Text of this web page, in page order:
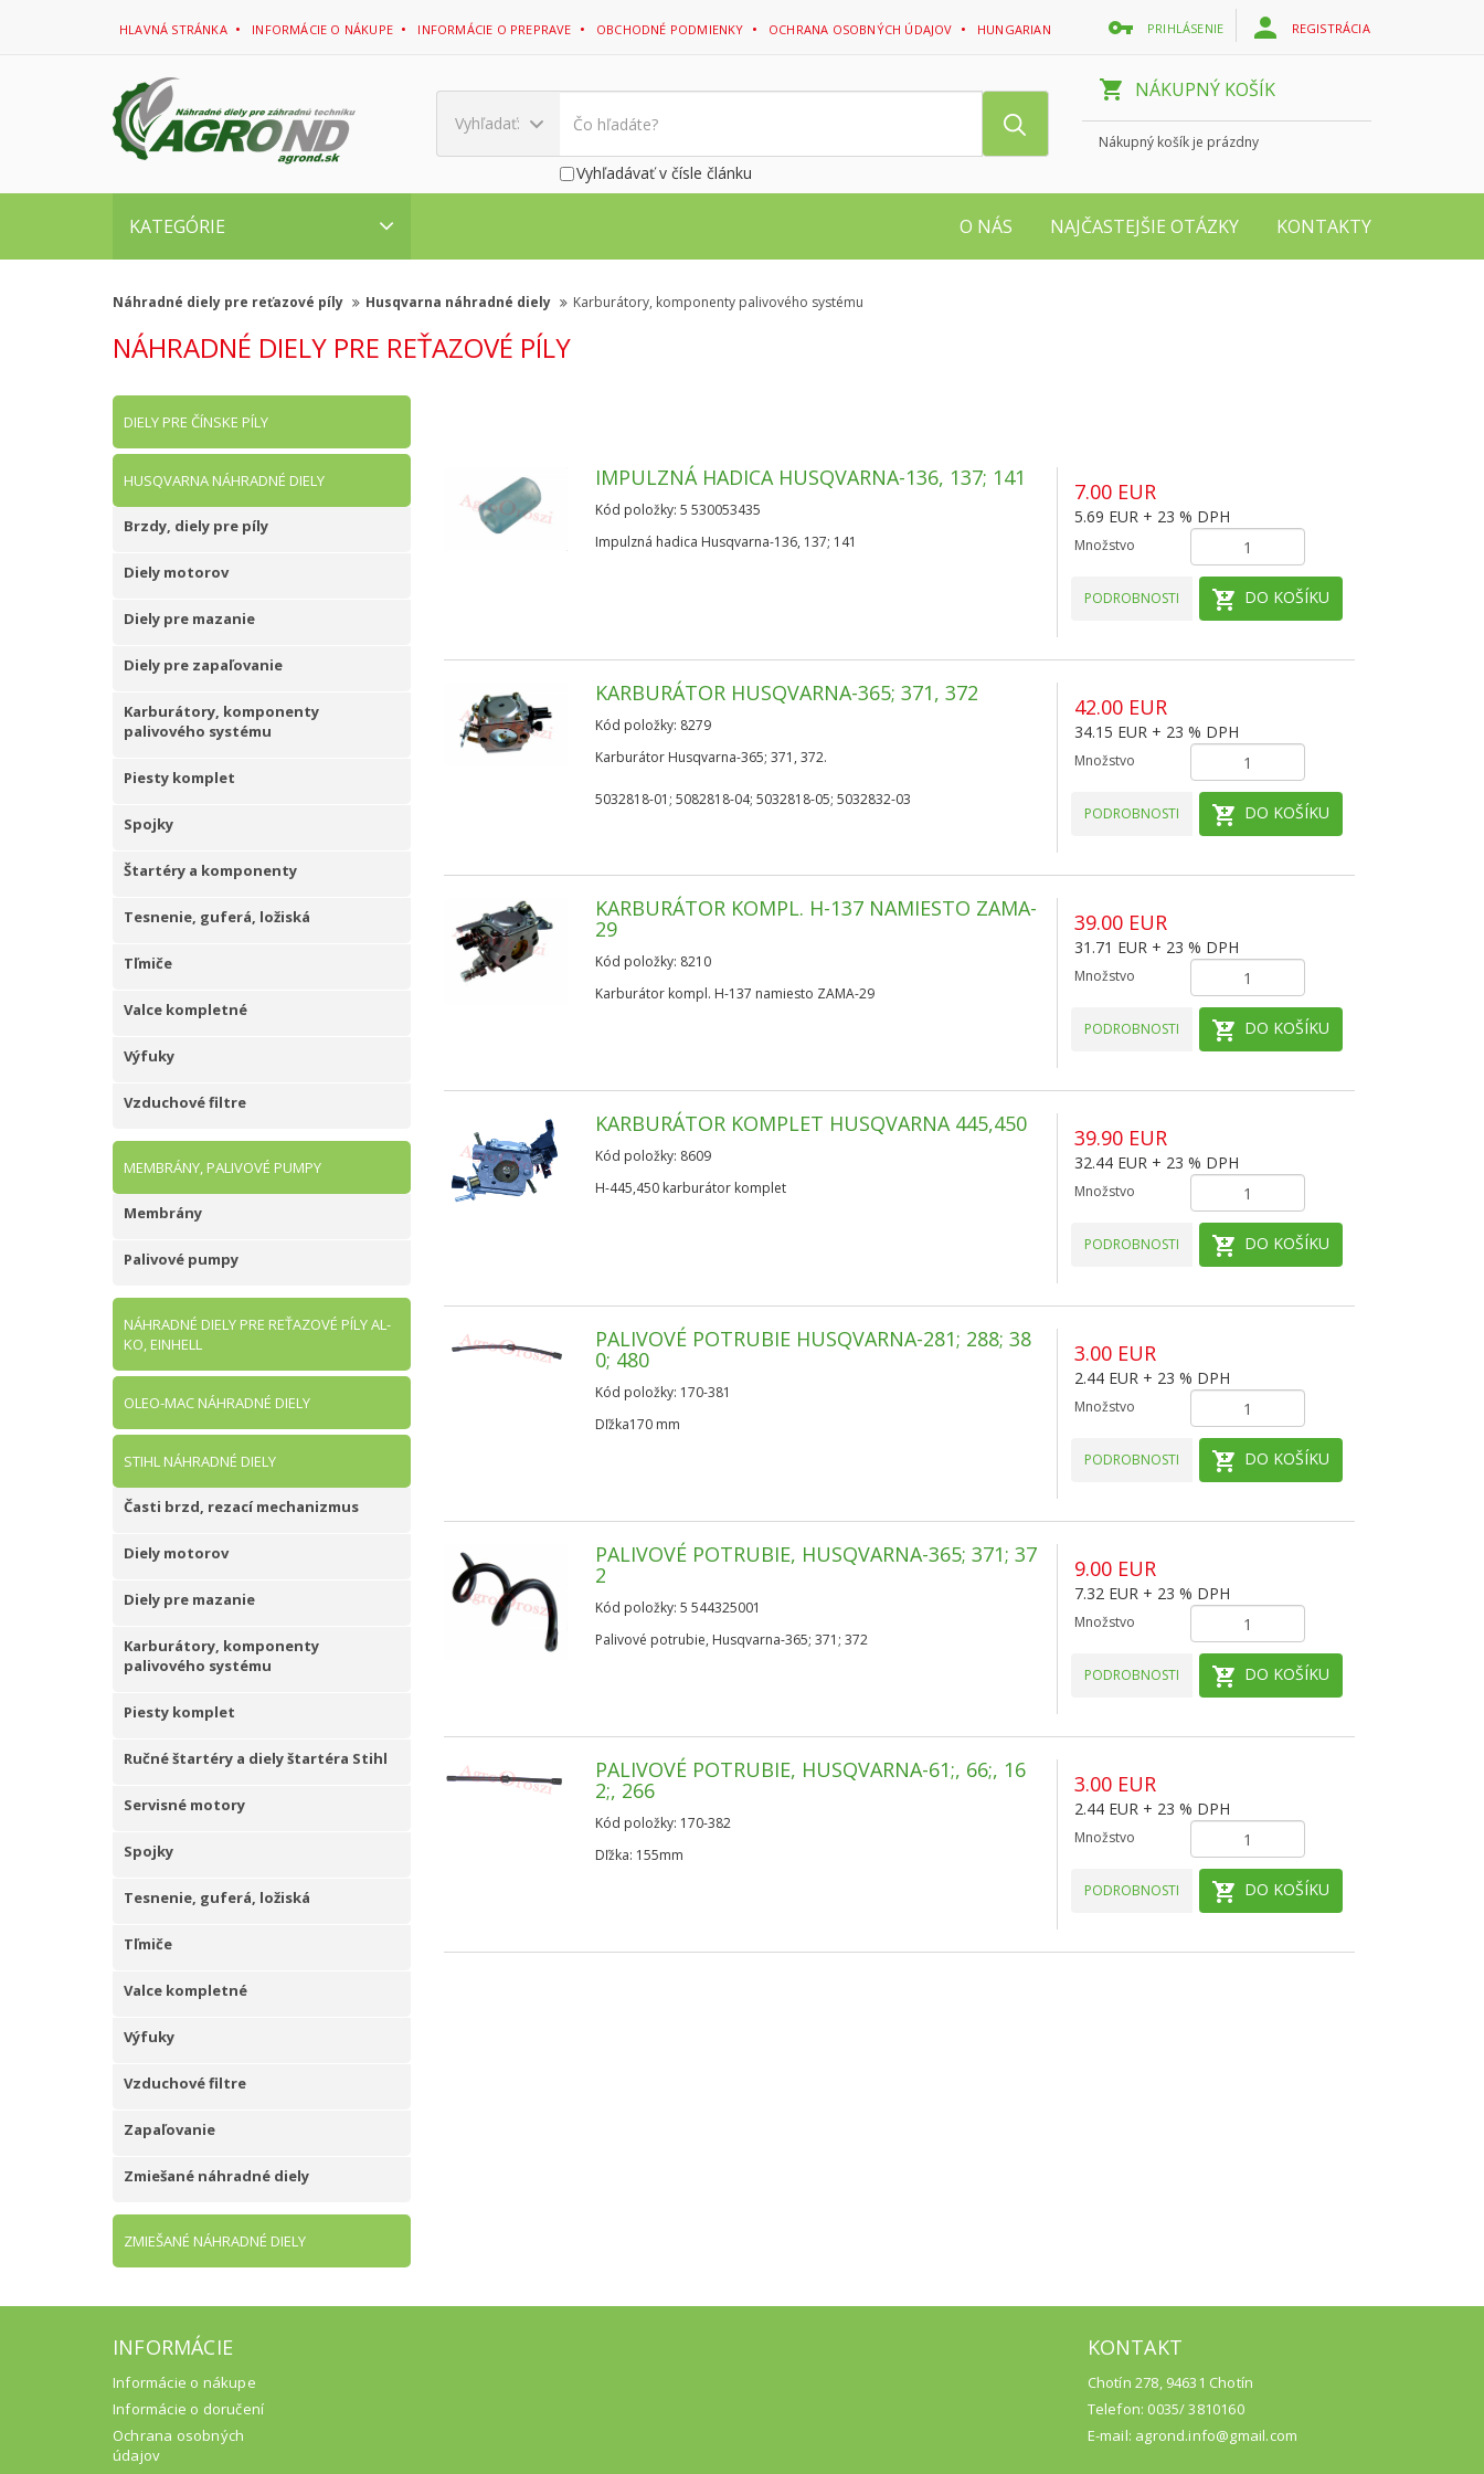
HLAVNÁ STRÁNKA INFORMÁCIE O NÁKUPE INFORMÁCIE O PREPRAVE OBCHODNÉ PODMIENKY OCHRANA OSOBNÝCH ÚDAJOV HUNGARIAN PRIHLÁSENIE REGISTRÁCIA
Vyhľadať:
Vyhľadávať v čísle článku
NÁKUPNÝ KOŠÍK
Nákupný košík je prázdny
KATEGÓRIE O NÁS NAJČASTEJŠIE OTÁZKY KONTAKTY
Náhradné diely pre reťazové píly Husqvarna náhradné diely Karburátory, komponenty palivového systému
NÁHRADNÉ DIELY PRE REŤAZOVÉ PÍLY
DIELY PRE ČÍNSKE PÍLY
HUSQVARNA NÁHRADNÉ DIELY
Brzdy, diely pre píly
Diely motorov
Diely pre mazanie
Diely pre zapaľovanie
Karburátory, komponenty
palivového systému
Piesty komplet
Spojky
Štartéry a komponenty
Tesnenie, guferá, ložiská
Tľmiče
Valce kompletné
Výfuky
Vzduchové filtre
MEMBRÁNY, PALIVOVÉ PUMPY
Membrány
Palivové pumpy
NÁHRADNÉ DIELY PRE REŤAZOVÉ PÍLY AL-
KO, EINHELL
OLEO-MAC NÁHRADNÉ DIELY
STIHL NÁHRADNÉ DIELY
Časti brzd, rezací mechanizmus
Diely motorov
Diely pre mazanie
Karburátory, komponenty
palivového systému
Piesty komplet
Ručné štartéry a diely štartéra Stihl
Servisné motory
Spojky
Tesnenie, guferá, ložiská
Tľmiče
Valce kompletné
Výfuky
Vzduchové filtre
Zapaľovanie
Zmiešané náhradné diely
ZMIEŠANÉ NÁHRADNÉ DIELY
IMPULZNÁ HADICA HUSQVARNA-136, 137; 141
Kód položky: 5 530053435
Impulzná hadica Husqvarna-136, 137; 141
7.00 EUR
5.69 EUR + 23 % DPH
Množstvo
PODROBNOSTI DO KOŠÍKU
KARBURÁTOR HUSQVARNA-365; 371, 372
Kód položky: 8279
Karburátor Husqvarna-365; 371, 372.
5032818-01; 5082818-04; 5032818-05; 5032832-03
42.00 EUR
34.15 EUR + 23 % DPH
Množstvo
PODROBNOSTI DO KOŠÍKU
KARBURÁTOR KOMPL. H-137 NAMIESTO ZAMA-
29
Kód položky: 8210
Karburátor kompl. H-137 namiesto ZAMA-29
39.00 EUR
31.71 EUR + 23 % DPH
Množstvo
PODROBNOSTI DO KOŠÍKU
KARBURÁTOR KOMPLET HUSQVARNA 445,450
Kód položky: 8609
H-445,450 karburátor komplet
39.90 EUR
32.44 EUR + 23 % DPH
Množstvo
PODROBNOSTI DO KOŠÍKU
PALIVOVÉ POTRUBIE HUSQVARNA-281; 288; 38
0; 480
Kód položky: 170-381
Dľžka170 mm
3.00 EUR
2.44 EUR + 23 % DPH
Množstvo
PODROBNOSTI DO KOŠÍKU
PALIVOVÉ POTRUBIE, HUSQVARNA-365; 371; 37
2
Kód položky: 5 544325001
Palivové potrubie, Husqvarna-365; 371; 372
9.00 EUR
7.32 EUR + 23 % DPH
Množstvo
PODROBNOSTI DO KOŠÍKU
PALIVOVÉ POTRUBIE, HUSQVARNA-61;, 66;, 16
2;, 266
Kód položky: 170-382
Dľžka: 155mm
3.00 EUR
2.44 EUR + 23 % DPH
Množstvo
PODROBNOSTI DO KOŠÍKU
INFORMÁCIE
Informácie o nákupe
Informácie o doručení
Ochrana osobných
údajov
KONTAKT
Chotín 278, 94631 Chotín
Telefon: 0035/ 3810160
E-mail: agrond.info@gmail.com